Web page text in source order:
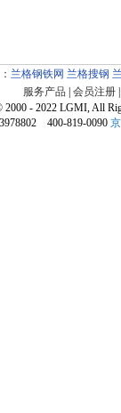
兰格钢铁网 兰格搜钢
服务产品
会员注册
2000 - 2022 LGMI, All
400-819-0090